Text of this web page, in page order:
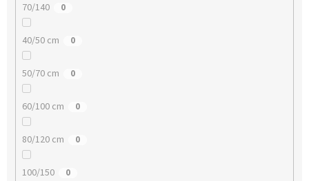
70/140 0
40/50 cm 0
50/70 cm 0
60/100 cm 0
80/120 cm 0
100/150 0